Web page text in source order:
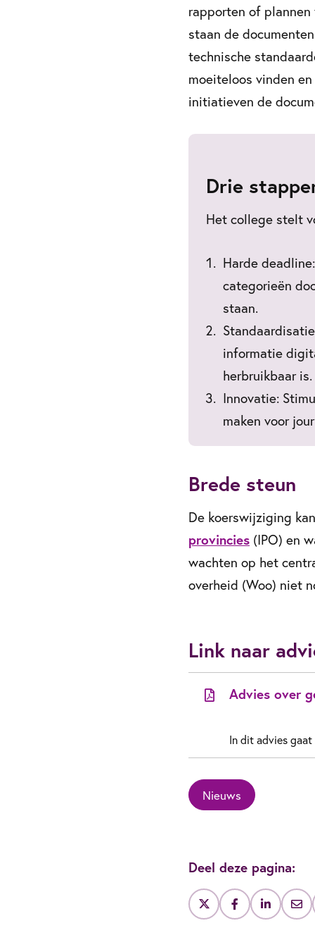
rapporten of
staan de
technische
moeiteloos vinden
initiatieven de
Drie
Het college stelt
Harde
categorieën
staan.
informatie
herbruikbaar is.
Innovatie:
maken voor
Brede steun
De koerswijziging
provincies (IPO) en
wachten op het
overheid (Woo) niet
Link naar
Advies over
In dit advies
Nieuws
Deel deze pagina: